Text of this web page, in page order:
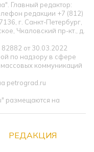
Главный редактор:
редакции +7 (812)
г. Санкт-Петербург,
Чкаловский пр-кт., д.
от 30.03.2022
по надзору в сфере
коммуникаций
petrograd.ru
размещаются на
РЕДАКЦИЯ